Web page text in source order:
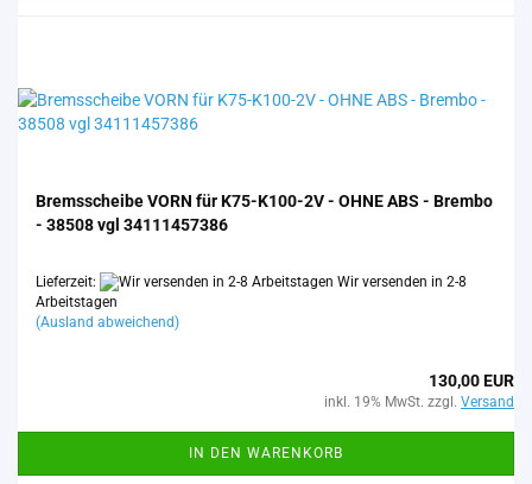
Brems­schei­be VORN für K75-​K100-​2V - OHNE ABS - Brem­bo
- 38508 vgl 34111457386
Lieferzeit:
Wir versenden in 2-8
Arbeitstagen
(Ausland abweichend)
130,00 EUR
inkl. 19% MwSt. zzgl. Versand
IN DEN WARENKORB